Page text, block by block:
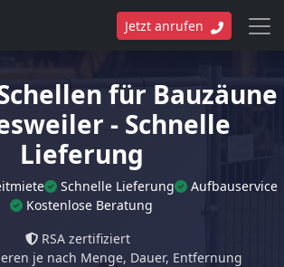
Jetzt anrufen
für Bauzäune
- Schnelle
Lieferung
Schnelle Lieferung
Aufbauservice
Kostenlose Beratung
RSA zertifiziert
je nach Menge, Dauer, Entfernung